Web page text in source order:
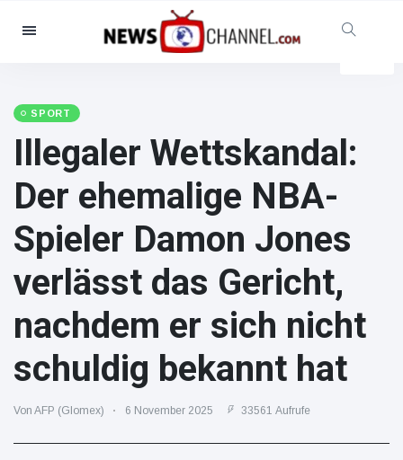
Kategorien
Soziales & Spaß
Kino und TV
(12454)
Promis
(39366)
Mode & Schönheit
(2776)
Autos & Motor
Essen und Trinken
(7199)
Gaming
(3575)
Lifestyle
(30318)
Gesundheit & Fitness
SPORT
Illegaler Wettskandal:
Der ehemalige NBA-
Spieler Damon Jones
verlässt das Gericht,
nachdem er sich nicht
schuldig bekannt hat
Von AFP (Glomex) 6 November 2025 33561 Aufrufe